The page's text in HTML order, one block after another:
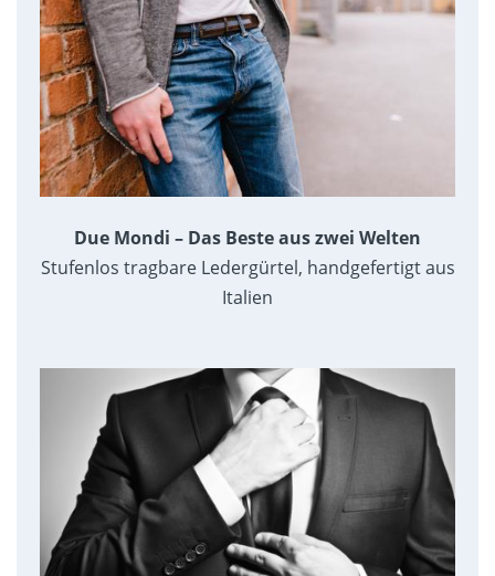
Due Mondi – Das Beste aus zwei Welten
Stufenlos tragbare Ledergürtel, handgefertigt aus
Italien